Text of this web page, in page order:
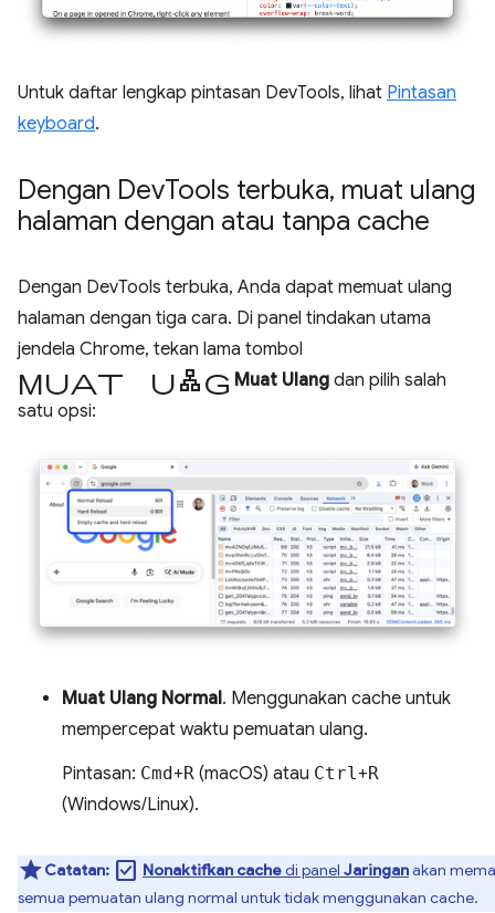
Untuk daftar lengkap pintasan DevTools, lihat Pintasan
keyboard.
Dengan DevTools terbuka, muat ulang
halaman dengan atau tanpa cache
Dengan DevTools terbuka, Anda dapat memuat ulang
halaman dengan tiga cara. Di panel tindakan utama
jendela Chrome, tekan lama tombol
muat ulang Muat Ulang dan pilih salah
satu opsi:
Muat Ulang Normal. Menggunakan cache untuk
mempercepat waktu pemuatan ulang.
Pintasan: Cmd+R (macOS) atau Ctrl +R
(Windows/Linux).
Catatan: check_box Nonaktifkan cachedi panel Jaringanakan
semua pemuatan ulang normal untuk tidak menggunakan cache.